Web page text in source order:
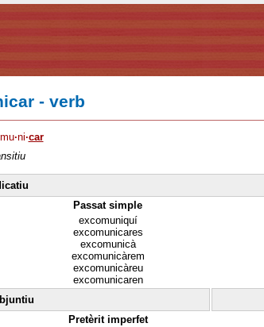
- verb
mu·ni·car
Passat simple
excomuniquí
excomunicares
excomunicà
excomunicàrem
excomunicàreu
excomunicaren
Pretèrit imperfet